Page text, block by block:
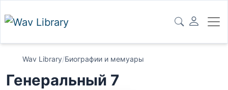
Wav Library/Биографии и мемуары
Генеральный 7